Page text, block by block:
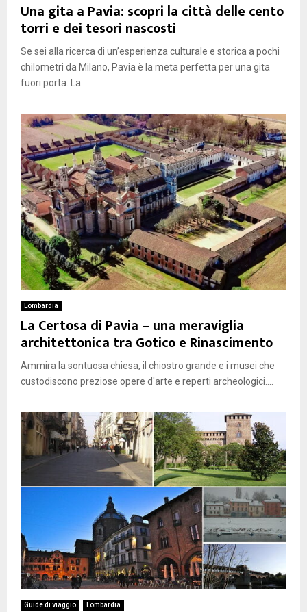
Una gita a Pavia: scopri la città delle cento
torri e dei tesori nascosti
Se sei alla ricerca di un’esperienza culturale e storica a pochi
chilometri da Milano, Pavia è la meta perfetta per una gita
fuori porta. La...
Lombardia
La Certosa di Pavia – una meraviglia
architettonica tra Gotico e Rinascimento
Ammira la sontuosa chiesa, il chiostro grande e i musei che
custodiscono preziose opere d'arte e reperti archeologici....
Guide di viaggio Lombardia